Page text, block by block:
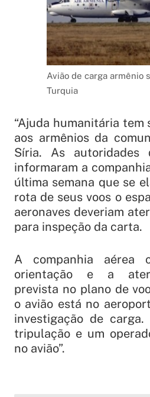
Avião de carga armênio
Turquia
“Ajuda humanitária tem
aos armênios da
Síria. As autoridades
informaram a
última semana que se
rota de seus voos o
aeronaves deveriam
para inspeção da carta.
A companhia aérea
orientação e a
prevista no plano de
o avião está no
investigação de
tripulação e um
no avião”.